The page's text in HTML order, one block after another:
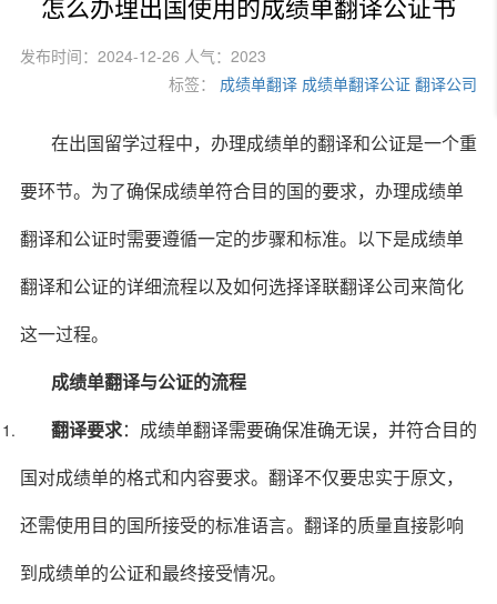
发布时间：2024-12-26 人气：2023
标签：
成绩单翻译 成绩单翻译公证 翻译公司
在出国留学过程中，办理成绩单的翻译和公证是一个重
要环节。为了确保成绩单符合目的国的要求，办理成绩单
翻译和公证时需要遵循一定的步骤和标准。以下是成绩单
翻译和公证的详细流程以及如何选择译联翻译公司来简化
这一过程。
成绩单翻译与公证的流程
翻译要求：成绩单翻译需要确保准确无误，并符合目的
国对成绩单的格式和内容要求。翻译不仅要忠实于原文，
还需使用目的国所接受的标准语言。翻译的质量直接影响
到成绩单的公证和最终接受情况。